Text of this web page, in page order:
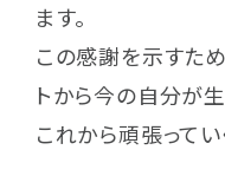
ます。
この感謝を示すた
トから今の自分が
これから頑張ってい